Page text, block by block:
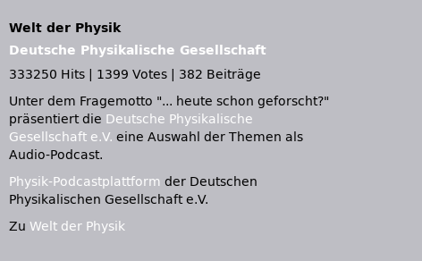
Welt der Physik
Deutsche Physikalische Gesellschaft
333250 Hits
1399 Votes
382 Beiträge
Unter dem Fragemotto
... heute schon geforscht?
präsentiert die Deutsche Physikalische
Gesellschaft e.V. eine Auswahl der Themen als
Audio-Podcast.
Physik-Podcastplattform der Deutschen
Physikalischen Gesellschaft e.V.
Zu Welt der Physik